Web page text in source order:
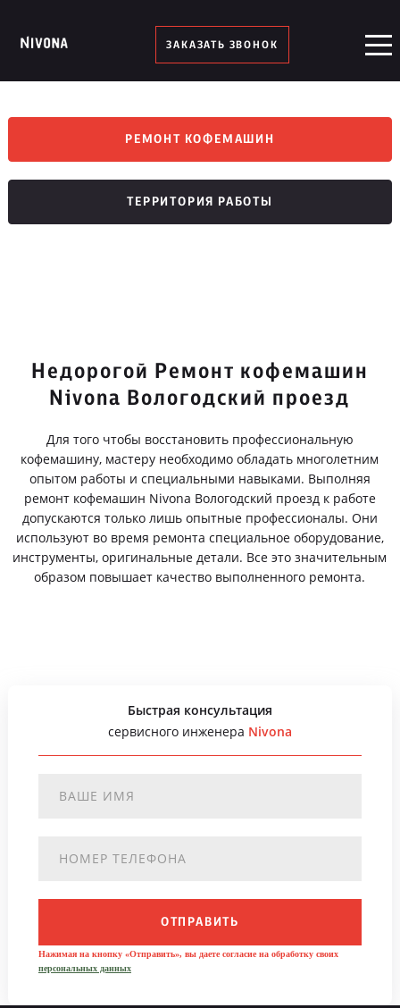
ЗАКАЗАТЬ ЗВОНОК
РЕМОНТ КОФЕМАШИН
ТЕРРИТОРИЯ РАБОТЫ
Недорогой Ремонт кофемашин
Nivona Вологодский проезд
Для того чтобы восстановить профессиональную
кофемашину, мастеру необходимо обладать многолетним
опытом работы и специальными навыками. Выполняя
ремонт кофемашин Nivona Вологодский проезд к работе
допускаются только лишь опытные профессионалы. Они
используют во время ремонта специальное оборудование,
инструменты, оригинальные детали. Все это значительным
образом повышает качество выполненного ремонта.
Быстрая консультация
сервисного инженера Nivona
ОТПРАВИТЬ
Нажимая на кнопку «Отправить», вы даете согласие на обработку своих
персональных данных